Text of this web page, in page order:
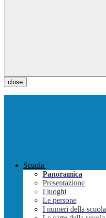
close
Scuola
Panoramica
Presentazione
I luoghi
Le persone
I numeri della scuola